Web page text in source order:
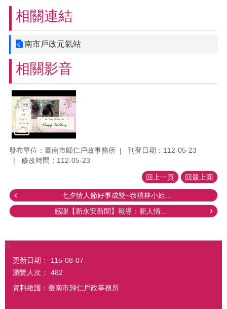
相關連結
南市戶政元氣站
相關影音
發布單位：臺南市歸仁戶政事務所
刊登日期：112-05-23
修改時間：112-05-23
回上一頁 回最上面
七夕情人節好事成雙~恭禧林小姐...
感謝【新永安新聞】報導：新人情...
:::
更新日期：
115-08-07
瀏覽人次：
482
資料維護：臺南市歸仁戶政事務所